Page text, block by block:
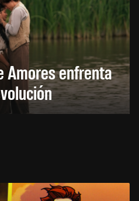
Amores enfrenta